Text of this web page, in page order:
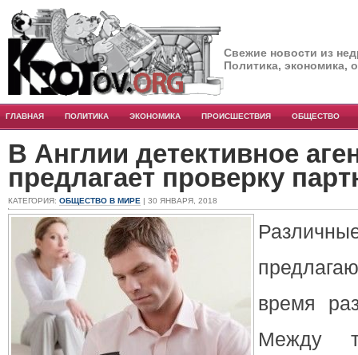
Свежие новости из
Политика, экономика,
ГЛАВНАЯ ПОЛИТИКА ЭКОНОМИКА ПРОИСШЕСТВИЯ ОБЩЕСТВО
В Англии детективное
предлагает проверку
КАТЕГОРИЯ: ОБЩЕСТВО В МИРЕ | 30 ЯНВАРЯ, 2018
время
Между